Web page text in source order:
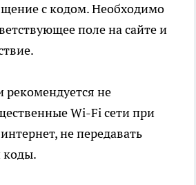
с кодом. Необходимо
поле на сайте и
рекомендуется не
Wi-Fi сети при
не передавать
коды.